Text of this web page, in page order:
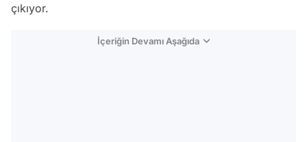
çıkıyor.
İçeriğin Devamı Aşağıda